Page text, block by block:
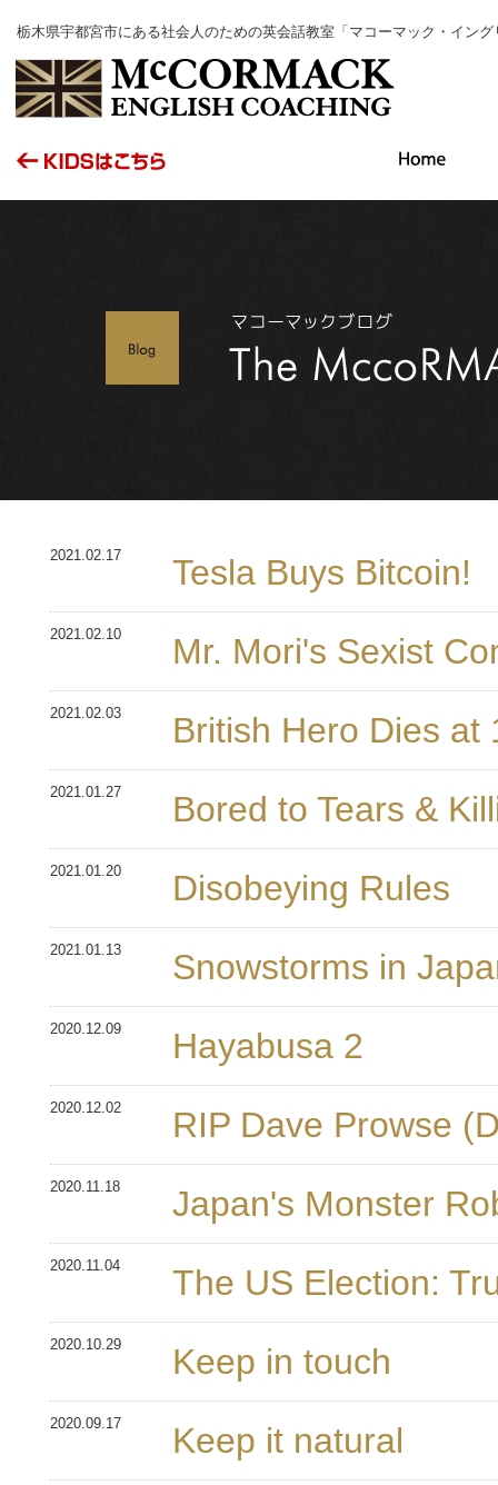
栃木県宇都宮市にある社会人のための英会話教室「マコーマック・イン
2021.02.17 Tesla Buys Bitcoin!
2021.02.10 Mr. Mori's Sexist
2021.02.03 British Hero Dies at
2021.01.27 Bored to Tears &
2021.01.20 Disobeying Rules
2021.01.13 Snowstorms in
2020.12.09 Hayabusa 2
2020.12.02 RIP Dave Prowse
2020.11.18 Japan's Monster
2020.11.04 The US Election:
2020.10.29 Keep in touch
2020.09.17 Keep it natural